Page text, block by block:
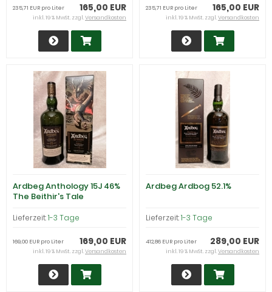
165,00 EUR
235,71 EUR pro Liter
inkl. 19 % MwSt. zzgl.Versandkosten
165,00 EUR
235,71 EUR pro Liter
inkl. 19 % MwSt. zzgl.Versandkosten
Ardbeg Anthology 15J 46%
The Beithir's Tale
Lieferzeit:1-3 Tage
169,00 EUR
169,00 EUR pro Liter
inkl. 19 % MwSt. zzgl.Versandkosten
Ardbeg Ardbog 52.1%
Lieferzeit:1-3 Tage
289,00 EUR
412,86 EUR pro Liter
inkl. 19 % MwSt. zzgl.Versandkosten